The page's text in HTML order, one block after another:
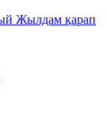
Жылдам қарап